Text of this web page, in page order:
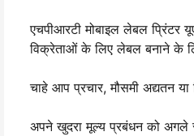
एचपीआरटी मोबाइल लेबल प्रिंटर
विक्रेताओं के लिए लेबल बनाने के
चाहे आप प्रचार, मौसमी अद्यतन या
अपने खुदरा मूल्य प्रबंधन को अगले